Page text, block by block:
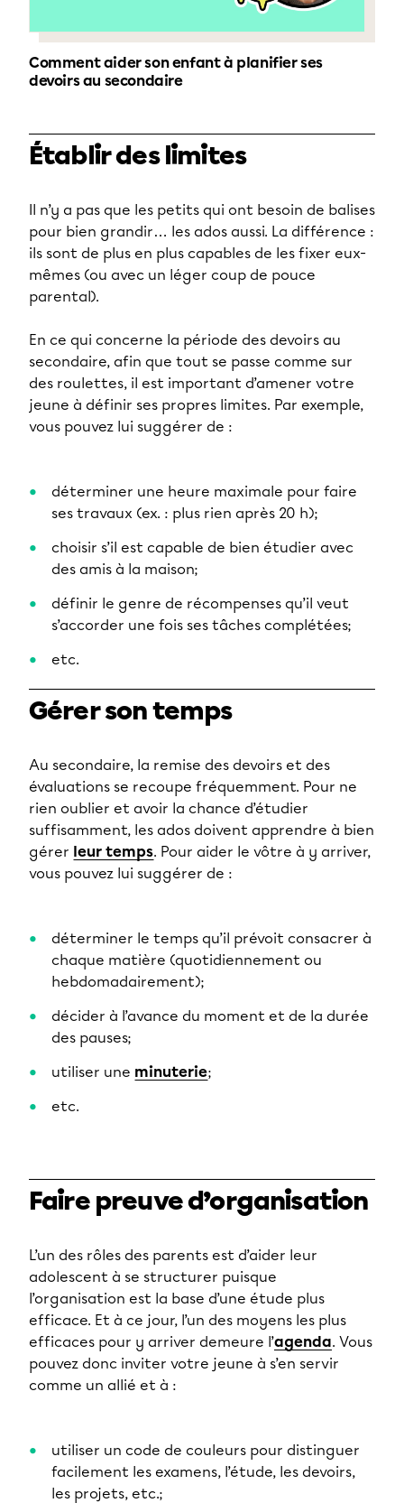
Comment aider son enfant à planifier ses
devoirs au secondaire
Établir des limites
Il n’y a pas que les petits qui ont besoin de balises
pour bien grandir… les ados aussi. La différence :
ils sont de plus en plus capables de les fixer eux-
mêmes (ou avec un léger coup de pouce
parental).
En ce qui concerne la période des devoirs au
secondaire, afin que tout se passe comme sur
des roulettes, il est important d’amener votre
jeune à définir ses propres limites. Par exemple,
vous pouvez lui suggérer de :
déterminer une heure maximale pour faire
ses travaux (ex. : plus rien après 20 h);
choisir s’il est capable de bien étudier avec
des amis à la maison;
définir le genre de récompenses qu’il veut
s’accorder une fois ses tâches complétées;
etc.
Gérer son temps
Au secondaire, la remise des devoirs et des
évaluations se recoupe fréquemment. Pour ne
rien oublier et avoir la chance d’étudier
suffisamment, les ados doivent apprendre à bien
gérer leur temps. Pour aider le vôtre à y arriver,
vous pouvez lui suggérer de :
déterminer le temps qu’il prévoit consacrer à
chaque matière (quotidiennement ou
hebdomadairement);
décider à l’avance du moment et de la durée
des pauses;
utiliser une minuterie;
etc.
Faire preuve d’organisation
L’un des rôles des parents est d’aider leur
adolescent à se structurer puisque
l’organisation est la base d’une étude plus
efficace. Et à ce jour, l’un des moyens les plus
efficaces pour y arriver demeure l’agenda. Vous
pouvez donc inviter votre jeune à s’en servir
comme un allié et à :
utiliser un code de couleurs pour distinguer
facilement les examens, l’étude, les devoirs,
les projets, etc.;